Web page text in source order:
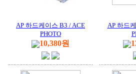
AP 하드케이스 B3 / ACE
PHOTO
10,380원
AP 하드